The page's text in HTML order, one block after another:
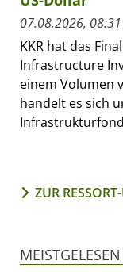
07.08.2026,
KKR hat das
Infrastructure
einem Volumen
handelt es sich
ZUR